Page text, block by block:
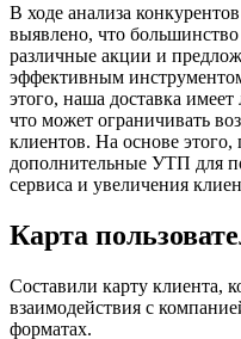
В ходе анализа
выявлено, что
различные акции и
эффективным
этого, наша доставка
что может ограничивать
клиентов. На основе
дополнительные УТП для
сервиса и увеличения
Карта
Составили карту клиента,
взаимодействия с
форматах.